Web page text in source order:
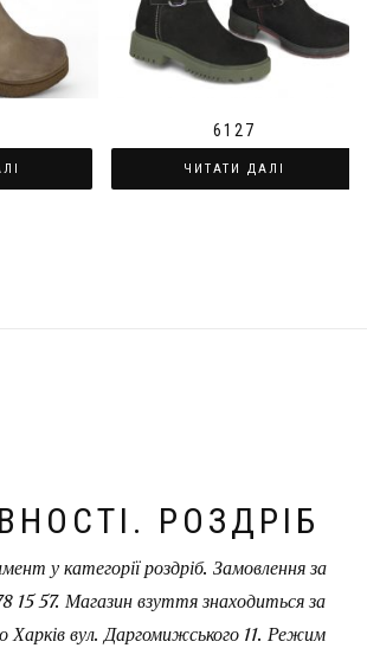
6127
ЧИТАТИ ДАЛІ
РОЗДРІБ
у категорії роздріб. Замовлення за
15 57. Магазин взуття знаходиться за
Харків вул. Даргомижського 11. Режим